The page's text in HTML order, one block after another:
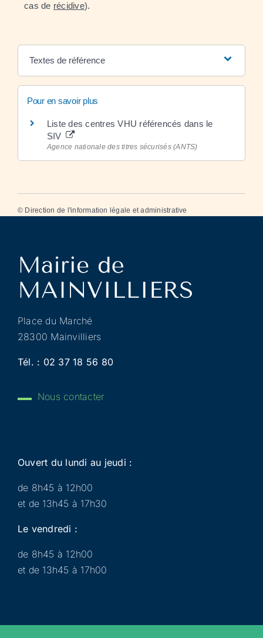
cas de récidive).
Textes de référence
Pour en savoir plus
Liste des centres VHU référencés dans le
SIV
Agence nationale des titres sécurisés (ANTS)
© Direction de l'information légale et administrative
Place du Marché
28300 Mainvilliers
Tél. : 02 37 18 56 80
Nous contacter
Ouvert du lundi au jeudi :
de 8h45 à 12h00
et de 13h45 à 17h30
Le vendredi :
de 8h45 à 12h00
et de 13h45 à 17h00